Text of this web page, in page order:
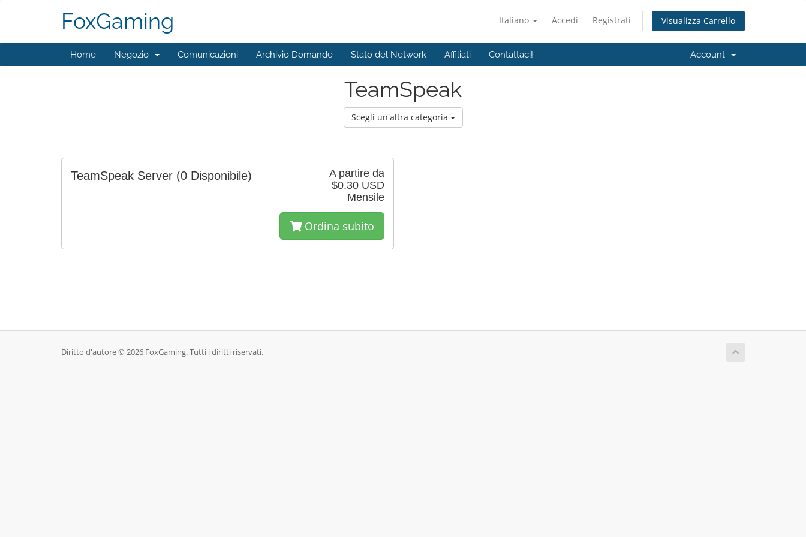
Italiano Accedi Registrati Visualizza Carrello
FoxGaming
Home Negozio Comunicazioni Archivio Domande Stato del Network Affiliati Contattaci! Account
TeamSpeak
Scegli un'altra categoria
A partire da
$0.30 USD
Mensile
TeamSpeak Server (0 Disponibile)
Ordina subito
Diritto d'autore © 2026 FoxGaming. Tutti i diritti riservati.